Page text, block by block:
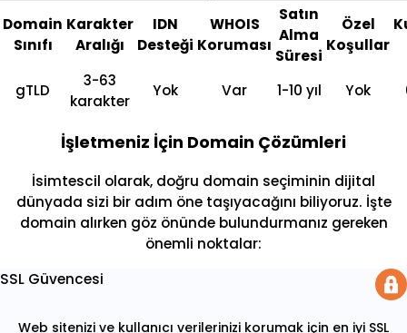
Domain
Sınıfı
Karakter
Aralığı
IDN
Desteği
WHOIS
Koruması
Satın
Alma
Süresi
Özel
Koşullar
gTLD
3-63
karakter
Yok Var 1-10 yıl Yok
İşletmeniz İçin Domain Çözümleri
İsimtescil olarak, doğru domain seçiminin dijital
dünyada sizi bir adım öne taşıyacağını biliyoruz. İşte
domain alırken göz önünde bulundurmanız gereken
önemli noktalar:
SSL Güvencesi
Web sitenizi ve kullanıcı verilerinizi korumak için en iyi SSL